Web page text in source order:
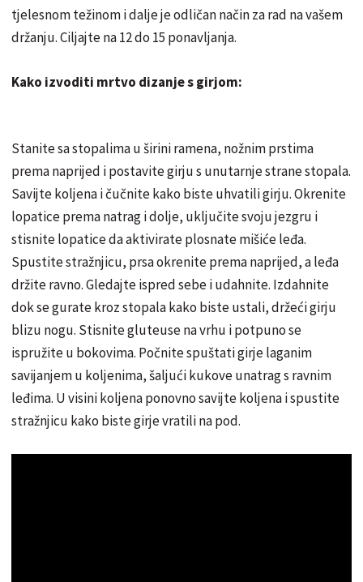
tjelesnom težinom i dalje je odličan način za rad na vašem
držanju. Ciljajte na 12 do 15 ponavljanja.
Kako izvoditi mrtvo dizanje s girjom:
Stanite sa stopalima u širini ramena, nožnim prstima
prema naprijed i postavite girju s unutarnje strane stopala.
Savijte koljena i čučnite kako biste uhvatili girju. Okrenite
lopatice prema natrag i dolje, uključite svoju jezgru i
stisnite lopatice da aktivirate plosnate mišiće leđa.
Spustite stražnjicu, prsa okrenite prema naprijed, a leđa
držite ravno. Gledajte ispred sebe i udahnite. Izdahnite
dok se gurate kroz stopala kako biste ustali, držeći girju
blizu nogu. Stisnite gluteuse na vrhu i potpuno se
ispružite u bokovima. Počnite spuštati girje laganim
savijanjem u koljenima, šaljući kukove unatrag s ravnim
leđima. U visini koljena ponovno savijte koljena i spustite
stražnjicu kako biste girje vratili na pod.